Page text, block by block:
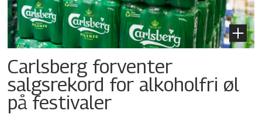
Carlsberg forventer
salgsrekord for alkoholfri øl
på festivaler